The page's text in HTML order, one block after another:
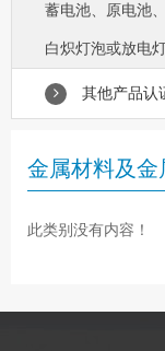
蓄电池、原电池
其他产品认
金属材料及金
此类别没有内容！